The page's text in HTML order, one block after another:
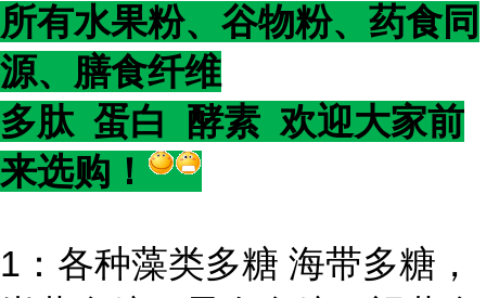
所有水果粉、谷物粉、药食同
源、膳食纤维
多肽 蛋白 酵素 欢迎大家前
来选购！
1：各种藻类多糖 海带多糖，